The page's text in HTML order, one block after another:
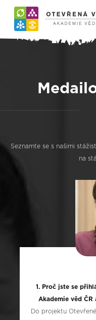
Seznamte se s našimi
na
1. Proč jste se
Akademie věd ČR
Do projektu